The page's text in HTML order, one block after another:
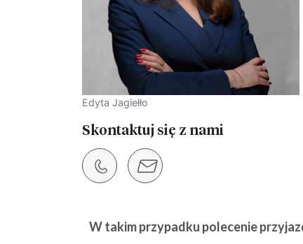
Edyta Jagiełło
Skontaktuj się z nami
W takim przypadku polecenie